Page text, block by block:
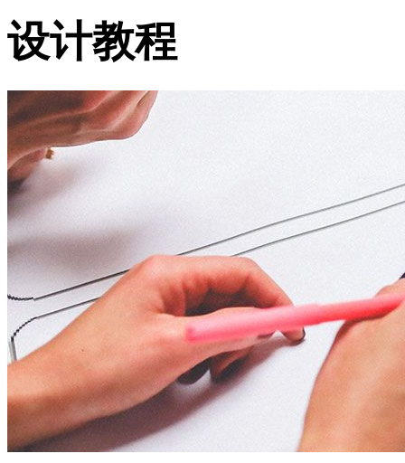
设计教程